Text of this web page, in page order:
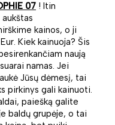
07 ! Itin
kainos, o ji
Kiek kainuoja? Šis
naują
namas. Jei
Jūsų dėmesį, tai
pirkinys gali kainuoti.
paiešką galite
baldų grupėje, o tai